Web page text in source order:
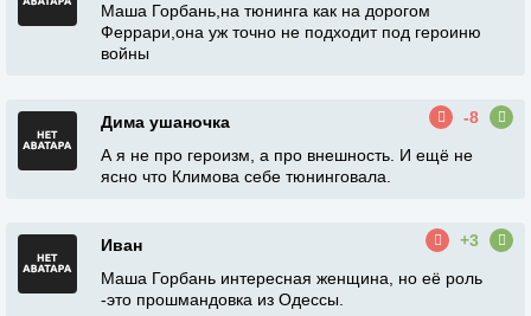
Маша Горбань,на тюнинга как на дорогом
Феррари,она уж точно не подходит под героиню
войны
Дима ушаночка
-8
А я не про героизм, а про внешность. И ещё не
ясно что Климова себе тюнинговала.
Иван
+3
Маша Горбань интересная женщина, но её роль
-это прошмандовка из Одессы.